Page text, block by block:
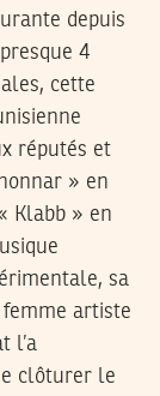
depuis
4
cette
réputés et
» en
Klabb » en
sa
artiste
l’a
clôturer le